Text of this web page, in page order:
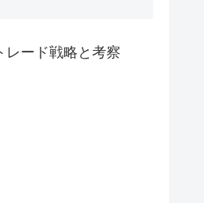
レード戦略と考察